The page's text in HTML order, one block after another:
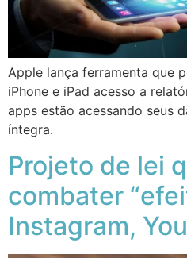
Apple lança ferramenta que
iPhone e iPad acesso a
apps estão acessando seus
íntegra.
Projeto de lei
combater
Instagram,